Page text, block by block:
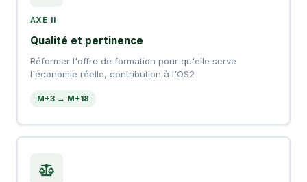
AXE II
Qualité et pertinence
Réformer l'offre de formation pour qu'elle serve
l'économie réelle, contribution à l'OS2
M+3 → M+18